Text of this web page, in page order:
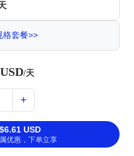
格套餐>>
/天
+
USD
优惠，下单立享